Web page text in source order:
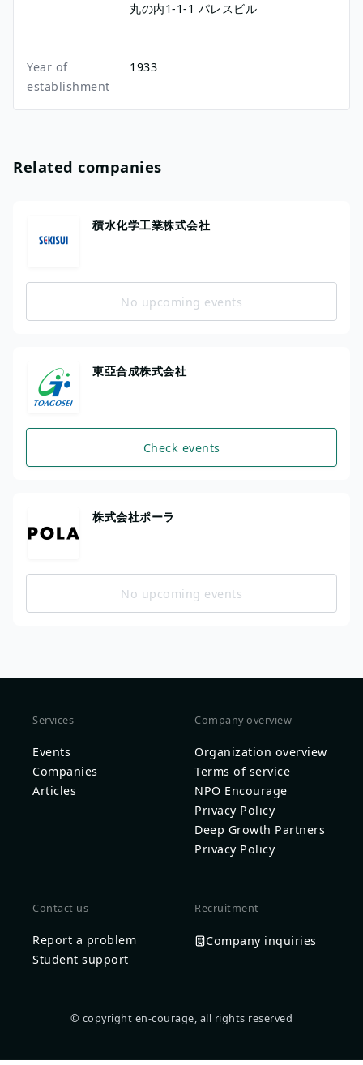
丸の内1-1-1 パレスビル
Year of
establishment
1933
Related companies
積水化学工業株式会社
No upcoming events
東亞合成株式会社
Check events
株式会社ポーラ
No upcoming events
Services
Events
Companies
Articles
Company overview
Organization overview
Terms of service
NPO Encourage
Privacy Policy
Deep Growth Partners
Privacy Policy
Contact us
Report a problem
Student support
Recruitment
Company inquiries
© copyright en-courage, all rights reserved